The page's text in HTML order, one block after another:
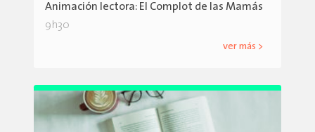
Animación lectora: El Complot de las Mamás
9h30
ver más >